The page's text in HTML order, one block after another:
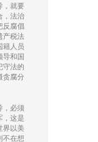
，就要
，法治
反腐倡
产税法
籍人员
导和国
守法的
贪腐分
，必须
，这是
界以美
不在想